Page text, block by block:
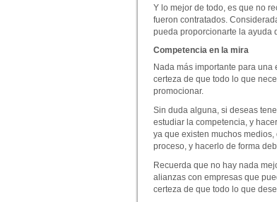
Y lo mejor de todo, es que no
fueron contratados.
pueda proporcionarte la ayuda
Competencia en la mira
Nada más importante para
certeza de que todo lo que
promocionar.
Sin duda alguna, si deseas
estudiar la competencia, y
ya que existen muchos
proceso, y hacerlo de forma
Recuerda que no hay nada
alianzas con empresas que
certeza de que todo lo que